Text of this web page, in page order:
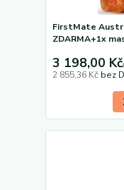
FirstMate
ZDARMA+1x
3 198,00 Kč/
2 855,36 Kč bez